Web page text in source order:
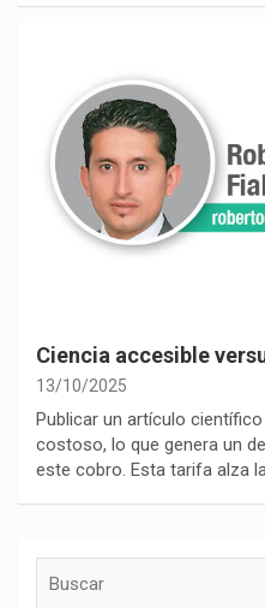
Ciencia accesible
13/10/2025
Publicar un artículo
costoso, lo que genera un
este cobro. Esta tarifa alza